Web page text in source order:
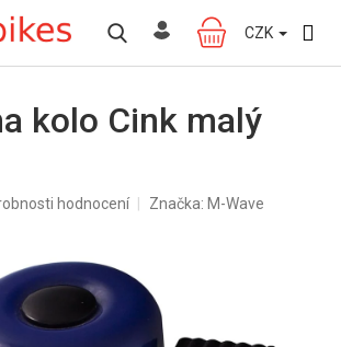
NÁKUPNÍ
KOŠÍK
CZK
kolo Cink malý
hodnocení Značka: M-Wave